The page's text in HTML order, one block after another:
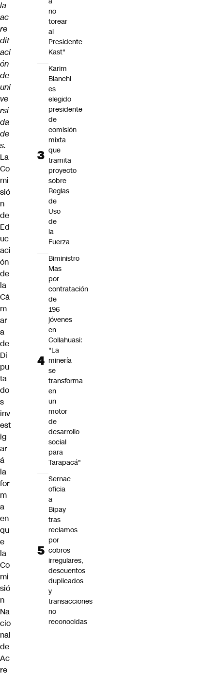
la
ac
re
dit
aci
ón
de
uni
ve
rsi
da
de
s.
La
Co
mi
sió
n
de
Ed
uc
aci
ón
de
la
Cá
m
ar
a
de
Di
pu
ta
do
s
inv
est
ig
ar
á
la
for
m
a
en
qu
e
la
Co
mi
sió
n
Na
cio
nal
de
Ac
re
no
torear
al
Presidente
Kast"
Karim
Bianchi
es
elegido
presidente
de
comisión
mixta
que
tramita
proyecto
sobre
Reglas
de
Uso
de
la
Fuerza
Biministro
Mas
por
contratación
de
196
jóvenes
en
Collahuasi:
"La
minería
se
transforma
en
un
motor
de
desarrollo
social
para
Tarapacá"
Sernac
oficia
a
Bipay
tras
reclamos
por
cobros
irregulares,
descuentos
duplicados
y
transacciones
no
reconocidas